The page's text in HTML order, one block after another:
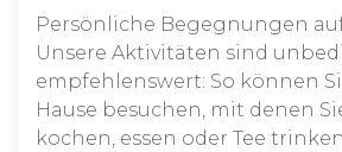
Persönliche Begegnungen
Unsere Aktivitäten sind
empfehlenswert: So können
Hause besuchen, mit denen
kochen, essen oder Tee